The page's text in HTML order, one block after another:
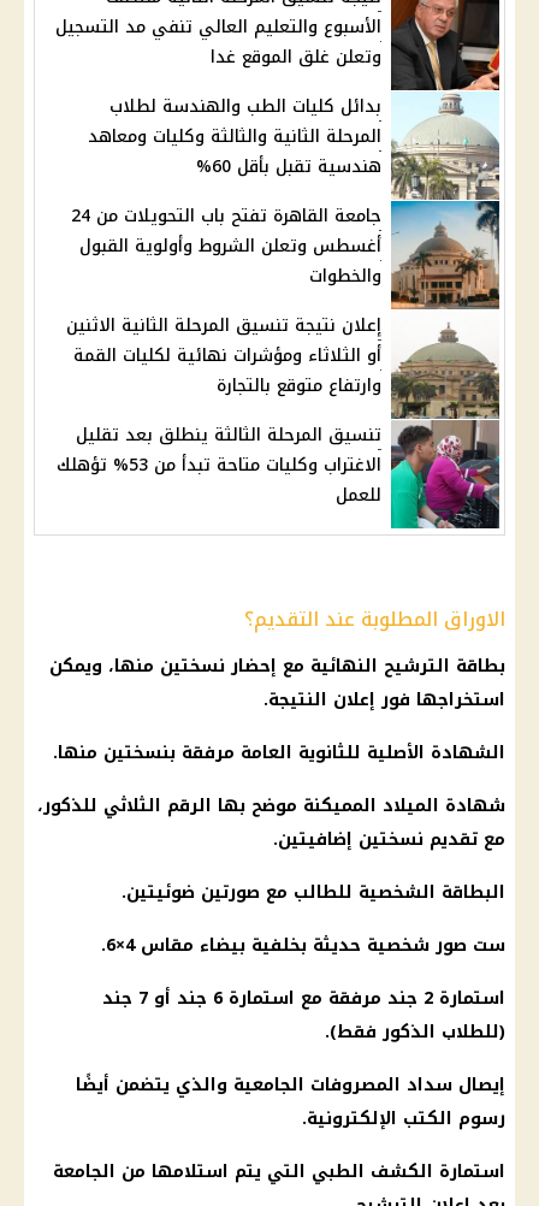
الأسبوع والتعليم العالي تنفي مد التسجيل
وتعلن غلق الموقع غدا
بدائل كليات الطب والهندسة لطلاب
المرحلة الثانية والثالثة وكليات ومعاهد
هندسية تقبل بأقل 60%
جامعة القاهرة تفتح باب التحويلات من 24
أغسطس وتعلن الشروط وأولوية القبول
والخطوات
إعلان نتيجة تنسيق المرحلة الثانية الاثنين
أو الثلاثاء ومؤشرات نهائية لكليات القمة
وارتفاع متوقع بالتجارة
تنسيق المرحلة الثالثة ينطلق بعد تقليل
الاغتراب وكليات متاحة تبدأ من 53% تؤهلك
للعمل
الاوراق المطلوبة عند التقديم؟
بطاقة الترشيح النهائية مع إحضار نسختين منها، ويمكن
استخراجها فور إعلان النتيجة.
الشهادة الأصلية للثانوية العامة مرفقة بنسختين منها.
شهادة الميلاد المميكنة موضح بها الرقم الثلاثي للذكور،
مع تقديم نسختين إضافيتين.
البطاقة الشخصية للطالب مع صورتين ضوئيتين.
ست صور شخصية حديثة بخلفية بيضاء مقاس 4×6.
استمارة 2 جند مرفقة مع استمارة 6 جند أو 7 جند
(للطلاب الذكور فقط).
إيصال سداد المصروفات الجامعية والذي يتضمن أيضًا
رسوم الكتب الإلكترونية.
استمارة الكشف الطبي التي يتم استلامها من الجامعة